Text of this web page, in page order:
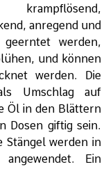
anregend und
werden,
und können
werden. Die
Umschlag auf
Öl in den Blättern
Dosen giftig sein.
Stängel werden in
Ein